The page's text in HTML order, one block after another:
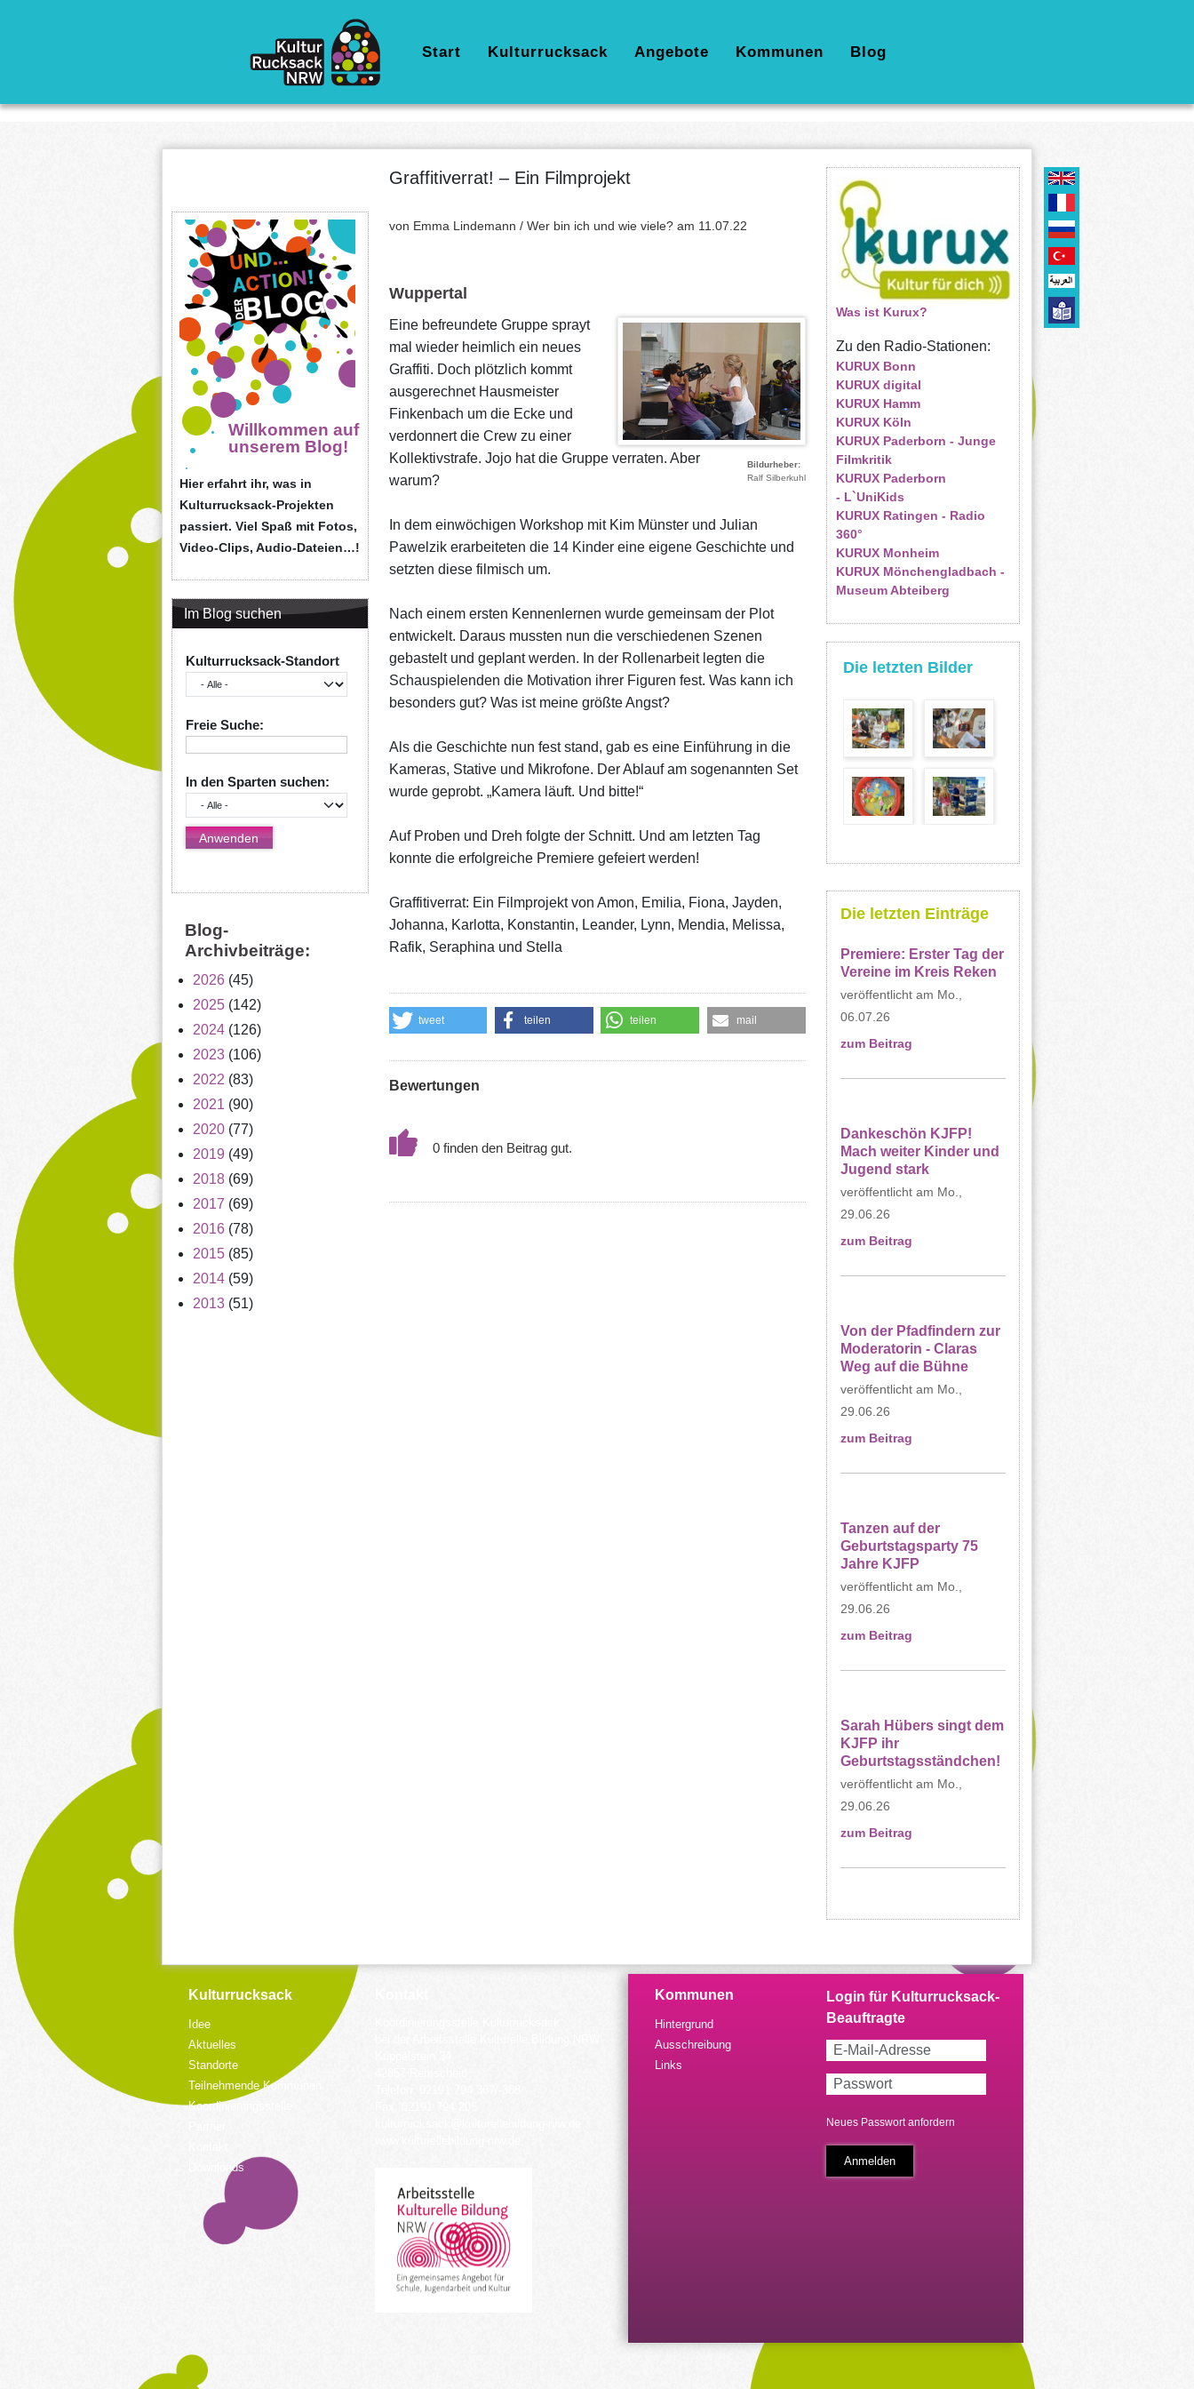
Hauptnavigation
Start Kulturrucksack Angebote Kommunen Blog
Willkommen auf
unserem Blog!
Hier erfahrt ihr, was in
Kulturrucksack-Projekten
passiert. Viel Spaß mit Fotos,
Video-Clips, Audio-Dateien…!
Im Blog suchen
Kulturrucksack-Standort
Freie Suche:
In den Sparten suchen:
Blog-
Archivbeiträge:
2026 (45)
2025 (142)
2024 (126)
2023 (106)
2022 (83)
2021 (90)
2020 (77)
2019 (49)
2018 (69)
2017 (69)
2016 (78)
2015 (85)
2014 (59)
2013 (51)
Graffitiverrat! – Ein Filmprojekt
von Emma Lindemann / Wer bin ich und wie viele? am 11.07.22
Wuppertal
Bildurheber
Ralf Silberkuhl
Eine befreundete Gruppe sprayt
mal wieder heimlich ein neues
Graffiti. Doch plötzlich kommt
ausgerechnet Hausmeister
Finkenbach um die Ecke und
verdonnert die Crew zu einer
Kollektivstrafe. Jojo hat die Gruppe verraten. Aber
warum?
In dem einwöchigen Workshop mit Kim Münster und Julian
Pawelzik erarbeiteten die 14 Kinder eine eigene Geschichte und
setzten diese filmisch um.
Nach einem ersten Kennenlernen wurde gemeinsam der Plot
entwickelt. Daraus mussten nun die verschiedenen Szenen
gebastelt und geplant werden. In der Rollenarbeit legten die
Schauspielenden die Motivation ihrer Figuren fest. Was kann ich
besonders gut? Was ist meine größte Angst?
Als die Geschichte nun fest stand, gab es eine Einführung in die
Kameras, Stative und Mikrofone. Der Ablauf am sogenannten Set
wurde geprobt. „Kamera läuft. Und bitte!“
Auf Proben und Dreh folgte der Schnitt. Und am letzten Tag
konnte die erfolgreiche Premiere gefeiert werden!
Graffitiverrat: Ein Filmprojekt von Amon, Emilia, Fiona, Jayden,
Johanna, Karlotta, Konstantin, Leander, Lynn, Mendia, Melissa,
Rafik, Seraphina und Stella
tweet teilen teilen mail
Bewertungen
0
Was ist Kurux?
Zu den Radio-Stationen:
KURUX Bonn
KURUX digital
KURUX Hamm
KURUX Köln
KURUX Paderborn - Junge
Filmkritik
KURUX Paderborn
- L`UniKids
KURUX Ratingen - Radio
360°
KURUX Monheim
KURUX Mönchengladbach -
Museum Abteiberg
Die letzten Bilder
Die letzten Einträge
Premiere: Erster Tag der
Vereine im Kreis Reken
Mo.,
06.07.26
zum Beitrag
Dankeschön KJFP!
Mach weiter Kinder und
Jugend stark
Mo.,
29.06.26
zum Beitrag
Von der Pfadfindern zur
Moderatorin - Claras
Weg auf die Bühne
Mo.,
29.06.26
zum Beitrag
Tanzen auf der
Geburtstagsparty 75
Jahre KJFP
Mo.,
29.06.26
zum Beitrag
Sarah Hübers singt dem
KJFP ihr
Geburtstagsständchen!
Mo.,
29.06.26
zum Beitrag
Kulturrucksack
Idee
Aktuelles
Standorte
Teilnehmende Kommunen
Koordinierungsstelle
Downloads
Kommunen
Hintergrund
Ausschreibung
Links
Neues Passwort anfordern